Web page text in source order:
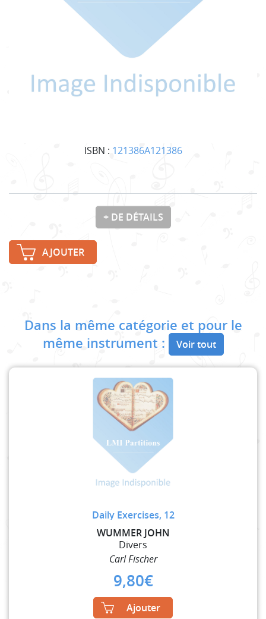
ISBN : 121386A121386
+ DE DÉTAILS
AJOUTER
Dans la même catégorie et pour le
même instrument :
Voir tout
Daily Exercises, 12
WUMMER JOHN
Divers
Carl Fischer
9,80€
Ajouter